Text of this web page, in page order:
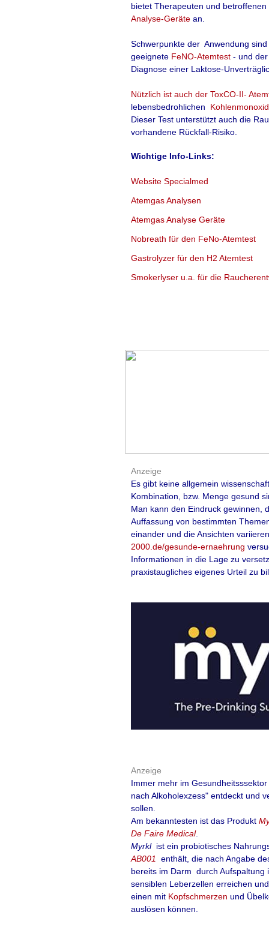
Fast jedes dritte
bestimmte
verhindern, und
Derzeit basteln
Thema.
einem
Diät während der
Beweise betonte
mehr lesen
Quelle:Medical Tribune
Wirkstoff
kommt aberauch
innerer Unruhe
Doch in der
lenken die
Risiken: Der
Experten
Wirkstoff - der
Promethazin-
Diese bisher als
sollten nicht
mehr lesen(in
Quelle: t-online,
DieEuropean
bietet Therapeuten und
Analyse-Geräte an.
Schwerpunkte der Anwendung
geeignete FeNO-Atemtest - und
Diagnose einer Laktose-
Nützlich ist auch der ToxCO-II-
lebensbedrohlichen
Dieser Test unterstützt auch die
vorhandene Rückfall-Risiko.
Wichtige Info-Links:
Website Specialmed
Atemgas Analysen
Atemgas Analyse Geräte
Nobreath für den FeNo-Atemtest
Gastrolyzer für den H2 Atemtest
Smokerlyser u.a. für die
Anzeige
Es gibt keine allgemein
Kombination, bzw. Menge gesund
Man kann den Eindruck gewinnen,
Auffassung von bestimmten
einander und die Ansichten
2000.de/gesunde-ernaehrung
Informationen in die Lage zu
praxistaugliches eigenes Urteil zu
Anzeige
Immer mehr im
nach Alkoholexzess" entdeckt und
sollen.
Am bekanntesten ist das Produkt
De Faire Medical.
Myrkl ist ein probiotisches
AB001
enthält, die nach Angabe
bereits im Darm durch Aufspaltung
sensiblen Leberzellen erreichen
einen mit Kopfschmerzen und
auslösen können.